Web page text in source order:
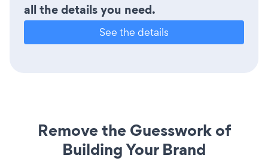
all the details you need.
See the details
Remove the Guesswork of
Building Your Brand